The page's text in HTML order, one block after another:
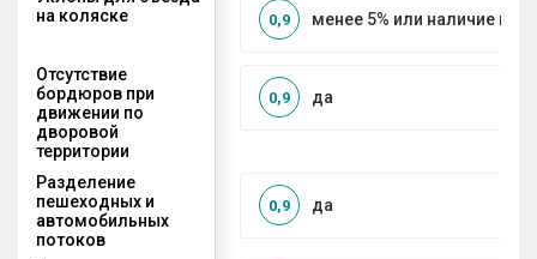
на коляске
менее 5% или наличие
0,9
Отсутствие
бордюров при
движении по
дворовой
территории
да
0,9
Разделение
пешеходных и
автомобильных
потоков
да
0,9